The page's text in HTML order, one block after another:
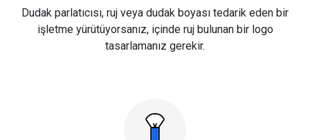
Dudak parlatıcısı, ruj veya dudak boyası tedarik eden bir
işletme yürütüyorsanız, içinde ruj bulunan bir logo
tasarlamanız gerekir.